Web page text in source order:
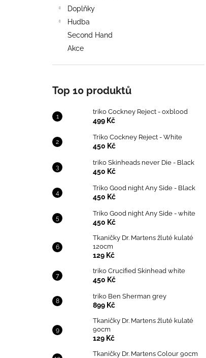
Doplňky
Hudba
Second Hand
Akce
Top 10 produktů
triko Cockney Reject - oxblood
499 Kč
Triko Cockney Reject - White
450 Kč
triko Skinheads never Die - Black
450 Kč
Triko Good night Any Side - Black
450 Kč
Triko Good night Any Side - white
450 Kč
Tkaničky Dr. Martens žluté kulaté
120cm
129 Kč
triko Crucified Skinhead white
450 Kč
triko Ben Sherman grey
899 Kč
Tkaničky Dr. Martens žluté kulaté
90cm
129 Kč
Tkaničky Dr. Martens Colour 90cm